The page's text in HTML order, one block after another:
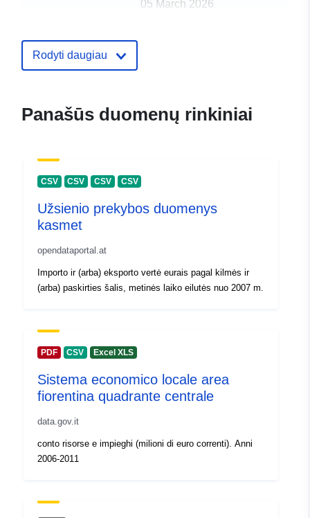
05 March 2026
uriRef:
Rodyti daugiau
Panašūs duomenų rinkiniai
CSV CSV CSV CSV
Užsienio prekybos duomenys
kasmet
opendataportal.at
Importo ir (arba) eksporto vertė eurais pagal kilmės ir
(arba) paskirties šalis, metinės laiko eilutės nuo 2007 m.
PDF CSV Excel XLS
Sistema economico locale area
fiorentina quadrante centrale
data.gov.it
conto risorse e impieghi (milioni di euro correnti). Anni
2006-2011